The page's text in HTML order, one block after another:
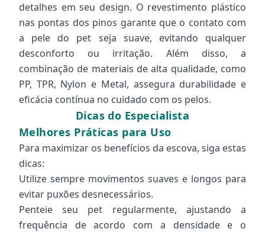
detalhes em seu design. O revestimento plástico
nas pontas dos pinos garante que o contato com
a pele do pet seja suave, evitando qualquer
desconforto ou irritação. Além disso, a
combinação de materiais de alta qualidade, como
PP, TPR, Nylon e Metal, assegura durabilidade e
eficácia contínua no cuidado com os pelos.
Dicas do Especialista
Melhores Práticas para Uso
Para maximizar os benefícios da escova, siga estas
dicas:
Utilize sempre movimentos suaves e longos para
evitar puxões desnecessários.
Penteie seu pet regularmente, ajustando a
frequência de acordo com a densidade e o